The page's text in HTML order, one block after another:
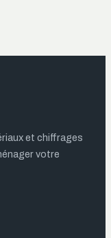
et chiffrages
votre